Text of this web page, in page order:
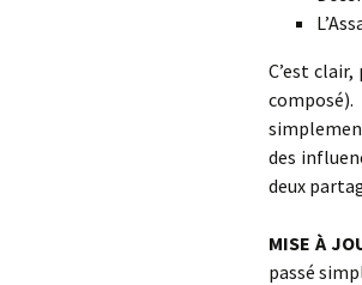
C’est
des
deux
MISE À
passé